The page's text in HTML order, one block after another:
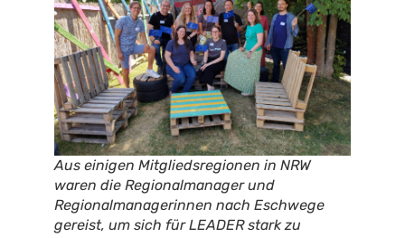
Aus einigen Mitgliedsregionen in NRW
waren die Regionalmanager und
Regionalmanagerinnen nach Eschwege
gereist, um sich für LEADER stark zu